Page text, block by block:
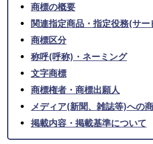
商標の概要
関連指定商品・指定役務(サー
商標区分
称呼(呼称)・ネーミング
文字商標
商標権者・商標出願人
メディア(新聞、雑誌等)への
掲載内容・掲載基準について